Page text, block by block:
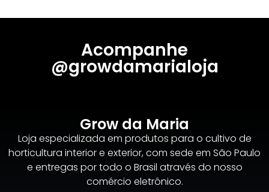
Acompanhe
@growdamarialoja
Grow da Maria
Loja especializada em produtos para o cultivo de
horticultura interior e exterior, com sede em São Paulo
e entregas por todo o Brasil através do nosso
comércio eletrônico.